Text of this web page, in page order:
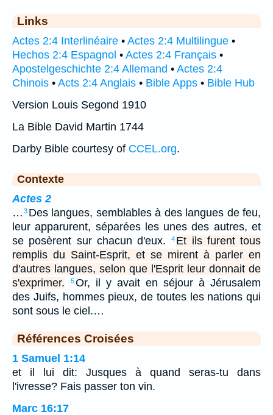
Links
Actes 2:4 Interlinéaire • Actes 2:4 Multilingue •
Hechos 2:4 Espagnol • Actes 2:4 Français •
Apostelgeschichte 2:4 Allemand • Actes 2:4
Chinois • Acts 2:4 Anglais • Bible Apps • Bible Hub
Version Louis Segond 1910
La Bible David Martin 1744
Darby Bible courtesy of CCEL.org.
Contexte
Actes 2
… 3 Des langues, semblables à des langues de feu,
leur apparurent, séparées les unes des autres, et
se posèrent sur chacun d'eux.
4 Et ils furent tous
remplis du Saint-Esprit, et se mirent à parler en
d'autres langues, selon que l'Esprit leur donnait de
s'exprimer.
5Or, il y avait en séjour à Jérusalem
des Juifs, hommes pieux, de toutes les nations qui
sont sous le ciel.…
Références Croisées
1 Samuel 1:14
et il lui dit: Jusques à quand seras-tu dans
l'ivresse? Fais passer ton vin.
Marc 16:17